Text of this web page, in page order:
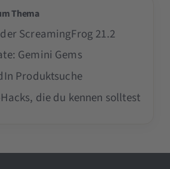
Thema
ScreamingFrog 21.2
Gemini Gems
Produktsuche
die du kennen solltest